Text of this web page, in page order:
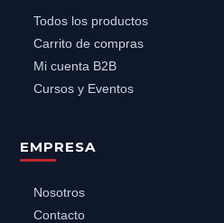
Todos los productos
Carrito de compras
Mi cuenta B2B
Cursos y Eventos
EMPRESA
Nosotros
Contacto